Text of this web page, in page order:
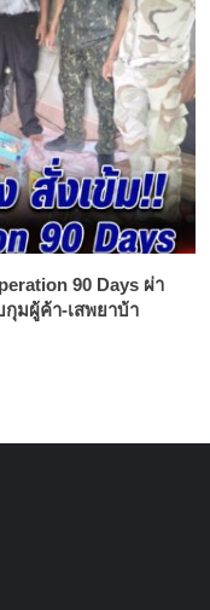
90 Days ผ่า
มผู้ค้า-เสพยาบ้า